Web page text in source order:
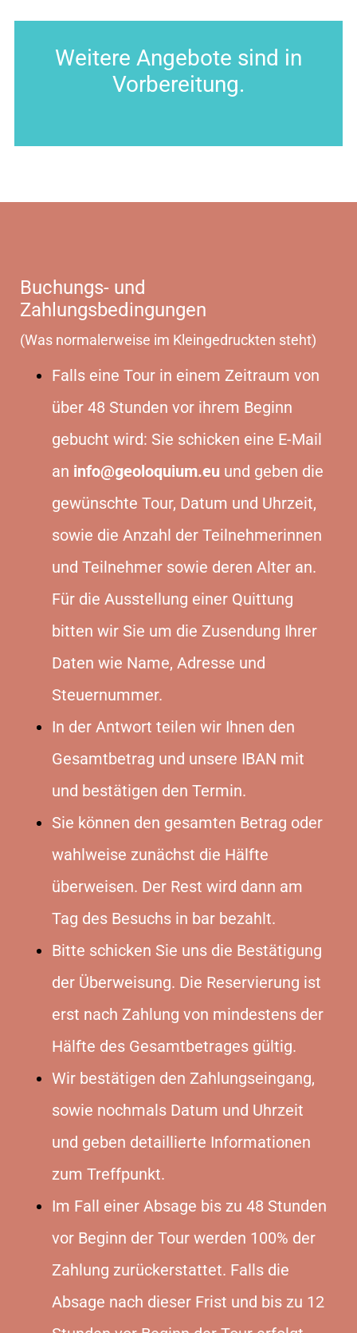
Weitere Angebote sind in
Vorbereitung.
Buchungs- und
Zahlungsbedingungen
(Was normalerweise im Kleingedruckten steht)
Falls eine Tour in einem Zeitraum von
über 48 Stunden vor ihrem Beginn
gebucht wird: Sie schicken eine E-Mail
an info@geoloquium.eu und geben die
gewünschte Tour, Datum und Uhrzeit,
sowie die Anzahl der Teilnehmerinnen
und Teilnehmer sowie deren Alter an.
Für die Ausstellung einer Quittung
bitten wir Sie um die Zusendung Ihrer
Daten wie Name, Adresse und
Steuernummer.
In der Antwort teilen wir Ihnen den
Gesamtbetrag und unsere IBAN mit
und bestätigen den Termin.
Sie können den gesamten Betrag oder
wahlweise zunächst die Hälfte
überweisen. Der Rest wird dann am
Tag des Besuchs in bar bezahlt.
Bitte schicken Sie uns die Bestätigung
der Überweisung. Die Reservierung ist
erst nach Zahlung von mindestens der
Hälfte des Gesamtbetrages gültig.
Wir bestätigen den Zahlungseingang,
sowie nochmals Datum und Uhrzeit
und geben detaillierte Informationen
zum Treffpunkt.
Im Fall einer Absage bis zu 48 Stunden
vor Beginn der Tour werden 100% der
Zahlung zurückerstattet. Falls die
Absage nach dieser Frist und bis zu 12